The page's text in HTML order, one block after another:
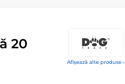
Afișează alte produse ›
20